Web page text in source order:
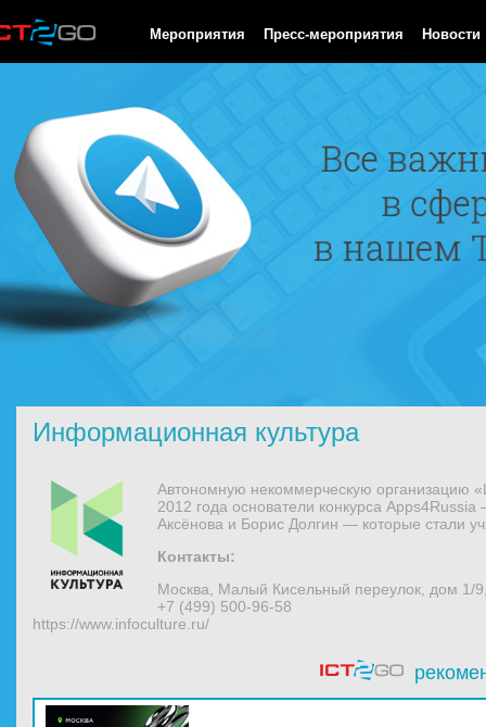
Мероприятия Пресс-мероприятия Новости
Информационная культура
Автономную некоммерческую организацию
2012 года основатели конкурса
Аксёнова и Борис Долгин — которые стали
Контакты:
Москва, Малый Кисельный переулок, дом 1/
+7 (499) 500-96-58
https://www.infoculture.ru/